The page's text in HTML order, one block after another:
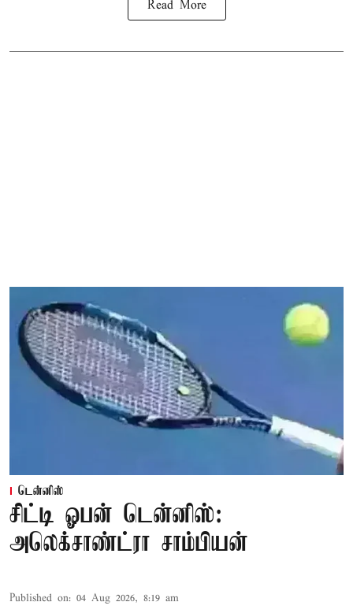
Read More
டென்னிஸ்
சிட்டி ஓபன் டென்னிஸ்:
அலெக்சாண்ட்ரா சாம்பியன்
Published on: 04 Aug 2026, 8:19 am